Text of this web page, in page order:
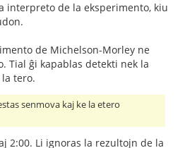
interpreto de la eksperimento, kiu
de Michelson-Morley ne
Tial ĝi kapablas detekti nek la
tero.
senmova kaj ke la etero
2:00. Li ignoras la rezultojn de la